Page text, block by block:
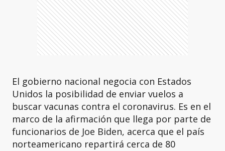
El gobierno nacional negocia con Estados
Unidos la posibilidad de enviar vuelos a
buscar vacunas contra el coronavirus. Es en el
marco de la afirmación que llega por parte de
funcionarios de Joe Biden, acerca que el país
norteamericano repartirá cerca de 80